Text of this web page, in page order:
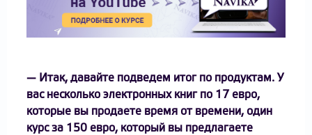
— Итак, давайте подведем итог по продуктам. У
вас несколько электронных книг по 17 евро,
которые вы продаете время от времени, один
курс за 150 евро, который вы предлагаете